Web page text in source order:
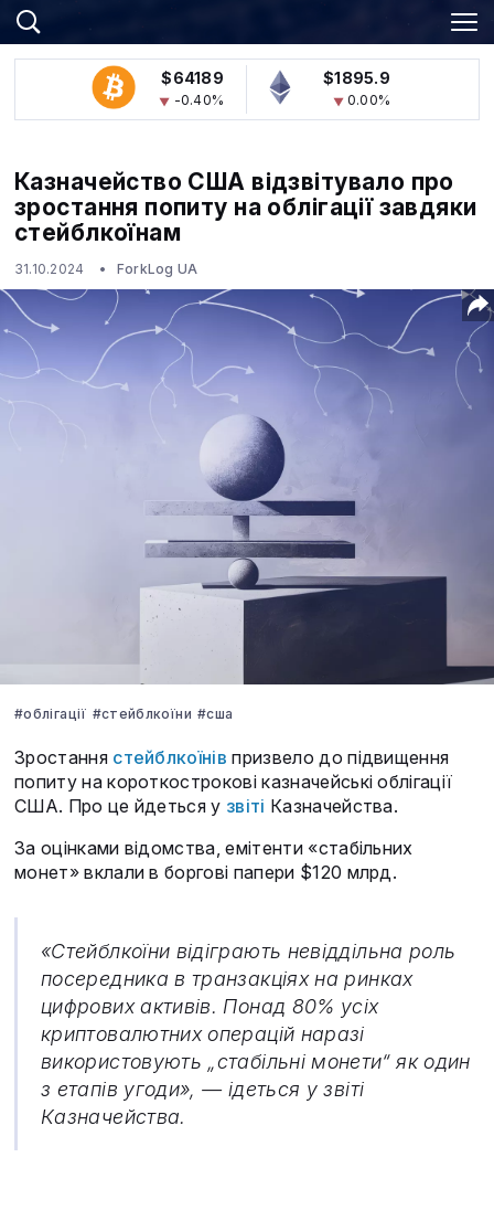
$64189
-0.40%
$1895.9
0.00%
Казначейство США відзвітувало про
зростання попиту на облігації завдяки
стейблкоїнам
31.10.2024 ForkLog UA
#облігації #стейблкоїни #сша
Зростання стейблкоїнів призвело до підвищення
попиту на короткострокові казначейські облігації
США. Про це йдеться у звіті Казначейства.
За оцінками відомства, емітенти «стабільних
монет» вклали в боргові папери $120 млрд.
«Стейблкоїни відіграють невіддільна роль
посередника в транзакціях на ринках
цифрових активів. Понад 80% усіх
криптовалютних операцій наразі
використовують „стабільні монети“ як один
з етапів угоди», — ідеться у звіті
Казначейства.